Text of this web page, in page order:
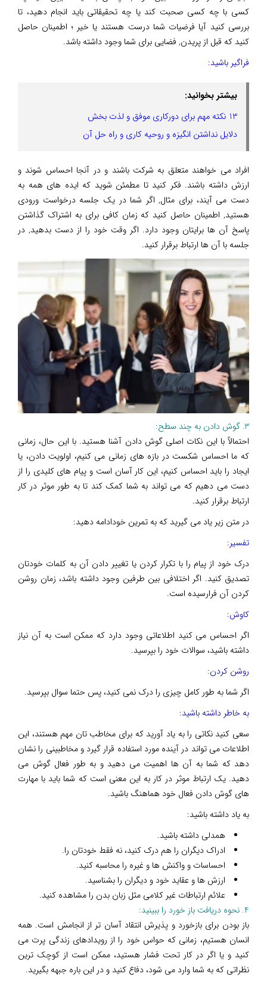
کسی با چه کسی صحبت کند یا چه تحقیقاتی باید انجام دهید، تا
بررسی کنید آیا فرضیات شما درست هستند یا خیر ؛ اطمینان حاصل
کنید که قبل از پریدن, فضایی برای شما وجود داشته باشد.
فراگیر باشید:
بیشتر بخوانید:
13 نکته مهم برای دورکاری موفق و لذت بخش
دلایل نداشتن انگیزه و روحیه کاری و راه حل آن
افراد می خواهند متعلق به شرکت باشند و در آنجا احساس شوند و
ارزش داشته باشند. فکر کنید تا مطمئن شوید که ایده های همه به
دست می آیند، برای مثال, اگر شما در یک جلسه درخواست ورودی
هستید, اطمینان حاصل کنید که زمان کافی برای به اشتراک گذاشتن
پاسخ آن ها برایتان وجود دارد. اگر وقت خود را از دست بدهید, در
جلسه با آن ها ارتباط برقرار کنید.
3. گوش دادن به چند سطح:
احتمالاً با این نکات اصلی گوش دادن آشنا هستید. با این حال، زمانی
که ما احساس شکست در بازه های زمانی می کنیم، اولویت دادن، یا
ایجاد را باید احساس کنیم، این کار آسان است و پیام های کلیدی را از
دست می دهیم که می تواند به شما کمک کند تا به طور موثر در کار
ارتباط برقرار کنید.
در متن زیر یاد می گیرید که به تمرین خودادامه دهید:
تفسیر:
درک خود از پیام را با تکرار کردن یا تغییر دادن آن به کلمات خودتان
تصدیق کنید. اگر اختلافی بین طرفین وجود داشته باشد، زمان روشن
کردن آن فرارسیده است.
کاوش:
اگر احساس می کنید اطلاعاتی وجود دارد که ممکن است به آن نیاز
داشته باشید، سوالات خود را بپرسید.
روشن کردن:
اگر شما به طور کامل چیزی را درک نمی کنید، پس حتما سوال بپرسید.
به خاطر داشته باشید:
سعی کنید نکاتی را به یاد آورید که برای مخاطب تان مهم هستند، این
اطلاعات می تواند در آینده مورد استفاده قرار گیرد و مخاطبینی را نشان
دهد که شما به آن ها اهمیت می دهید و به طور فعال گوش می
دهید. یک ارتباط موثر در کار به این معنی است که شما باید با مهارت
های گوش دادن فعال خود هماهنگ باشید.
به یاد داشته باشید:
همدلی داشته باشید.
ادراک دیگران را هم درک کنید، نه فقط خودتان را.
احساسات و واکنش ها و غیره را محاسبه کنید.
ارزش ها و عقاید خود و دیگران را بشناسید.
علائم ارتباطات غیر کلامی مثل زبان بدن را مشاهده کنید.
4. نحوه دریافت باز خورد را ببینید:
باز بودن برای بازخورد و پذیرش انتقاد آسان تر از انجامش است. همه
انسان هستیم، زمانی که حواس خود را از رویدادهای زندگی پرت می
کنید و یا اگر در کار تحت فشار هستید، ممکن است از کوچک ترین
نظراتی که به شما وارد می شود، دفاع کنید و در این باره جبهه بگیرید.